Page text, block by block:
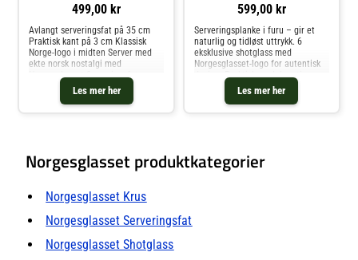
499,00 kr
Les mer her
Avlangt serveringsfat på 35 cm
Praktisk kant på 3 cm Klassisk
Norge-logo i midten Server med
ekte norsk nostalgi med
Avlangt 35 cm. Den ikoniske
Norge-logoen midt på fatet gir en
varm, tradisjonsrik stemning som
599,00 kr
Les mer her
Serveringsplanke i furu – gir et
naturlig og tidløst uttrykk. 6
eksklusive shotglass med
Norgesglasset-logo for autentisk
ideell til både servering og
oppbevaring. Gi serveringen et
løft med 6 shotglass på furupl
Norgesglasset produktkategorier
Norgesglasset Krus
Norgesglasset Serveringsfat
Norgesglasset Shotglass